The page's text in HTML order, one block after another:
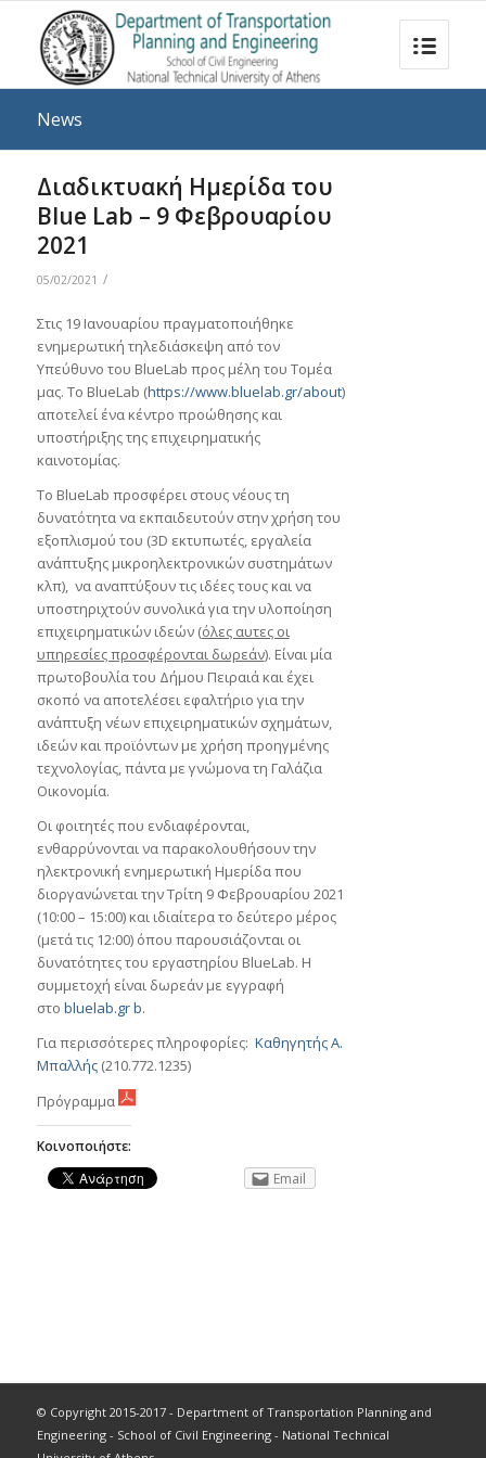
News
Διαδικτυακή Ημερίδα του
Blue Lab – 9 Φεβρουαρίου
2021
05/02/2021 /
Στις 19 Ιανουαρίου πραγματοποιήθηκε
ενημερωτική τηλεδιάσκεψη από τον
Υπεύθυνο του BlueLab προς μέλη του Τομέα
μας. Το BlueLab (https://www.bluelab.gr/about)
αποτελεί ένα κέντρο προώθησης και
υποστήριξης της επιχειρηματικής
καινοτομίας. ​
Το BlueLab προσφέρει στους νέους τη
δυνατότητα να εκπαιδευτούν στην χρήση του
εξοπλισμού του (3D εκτυπωτές, εργαλεία
ανάπτυξης μικροηλεκτρονικών συστημάτων
κλπ), να αναπτύξουν τις ιδέες τους και να
υποστηριχτούν συνολικά για την υλοποίηση
επιχειρηματικών ιδεών (όλες αυτες οι
υπηρεσίες προσφέρονται δωρεάν). Είναι μία
πρωτοβουλία του Δήμου Πειραιά και έχει
σκοπό να αποτελέσει εφαλτήριο για την
ανάπτυξη νέων επιχειρηματικών σχημάτων,
ιδεών και προϊόντων με χρήση προηγμένης
τεχνολογίας, πάντα με γνώμονα τη Γαλάζια
Οικονομία.
Οι φοιτητές που ενδιαφέρονται,
ενθαρρύνονται να παρακολουθήσουν την
ηλεκτρονική ενημερωτική Ημερίδα που
διοργανώνεται την Τρίτη 9 Φεβρουαρίου 2021
(10:00 – 15:00) και ιδιαίτερα το δεύτερο μέρος
(μετά τις 12:00) όπου παρουσιάζονται οι
δυνατότητες του εργαστηρίου BlueLab. Η
συμμετοχή είναι δωρεάν με εγγραφή
στο bluelab.gr b.
Για περισσότερες πληροφορίες: Καθηγητής Α.
Μπαλλής(210.772.1235)
Πρόγραμμα
Κοινοποιήστε:
Email
© Copyright 2015-2017 - Department of Transportation Planning and
Engineering - School of Civil Engineering - National Technical